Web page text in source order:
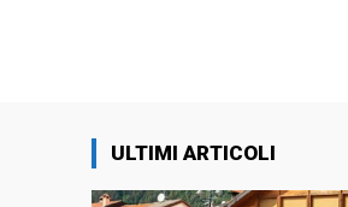
ULTIMI ARTICOLI